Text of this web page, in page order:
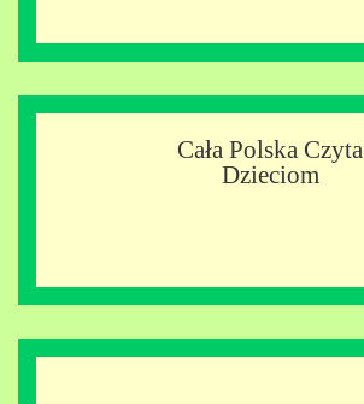
Cała Polska Czyta
Dzieciom